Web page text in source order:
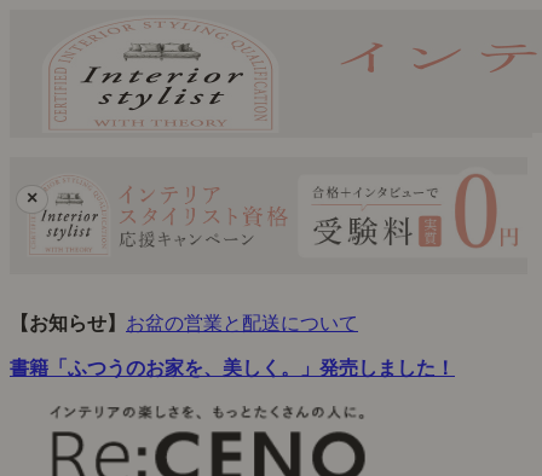
×
【お知らせ】 お盆の営業と配送について
書籍「ふつうのお家を、美しく。」発売しました！